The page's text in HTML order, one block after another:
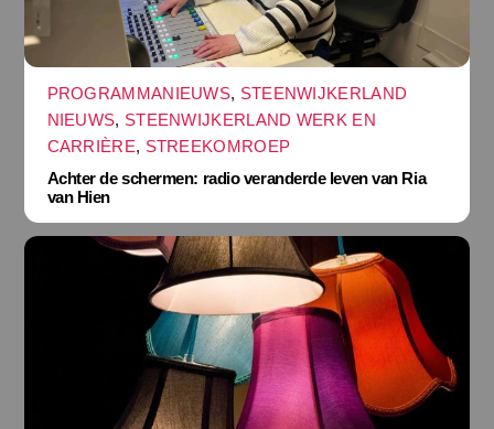
PROGRAMMANIEUWS, STEENWIJKERLAND
NIEUWS, STEENWIJKERLAND WERK EN
CARRIÈRE, STREEKOMROEP
Achter de schermen: radio veranderde leven van Ria
van Hien